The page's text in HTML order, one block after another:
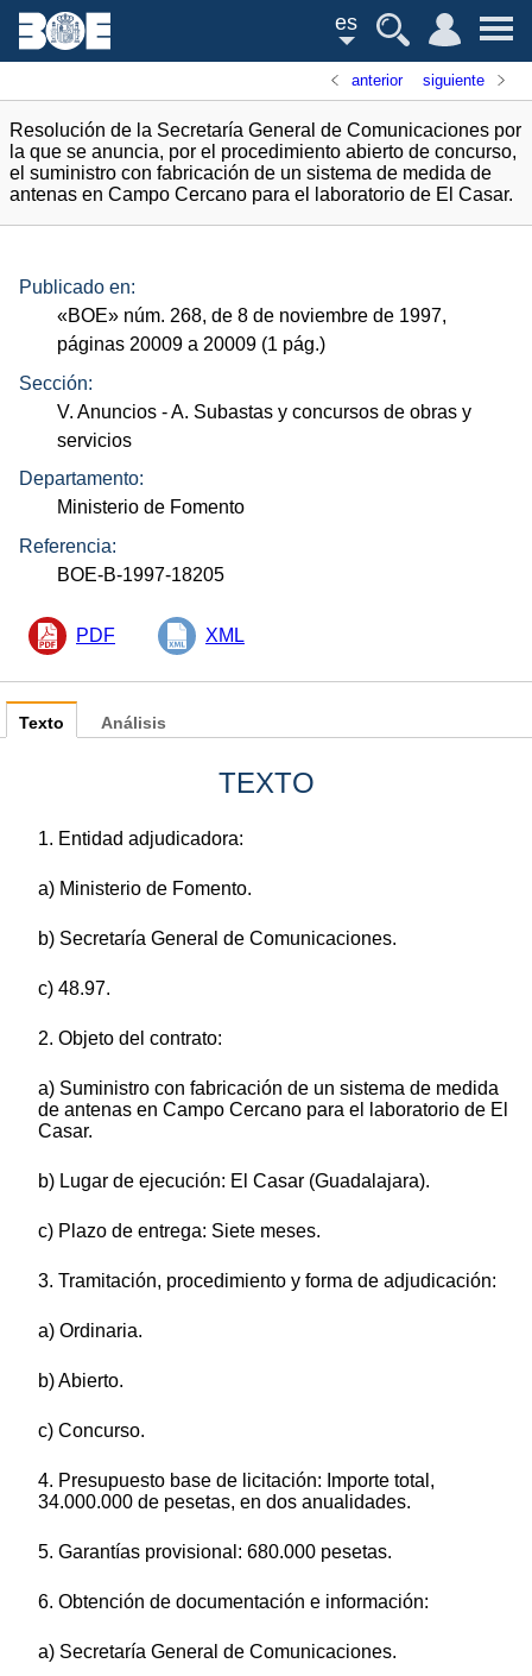
es
anterior siguiente
Resolución de la Secretaría General de Comunicaciones por
la que se anuncia, por el procedimiento abierto de concurso,
el suministro con fabricación de un sistema de medida de
antenas en Campo Cercano para el laboratorio de El Casar.
Publicado en:
«BOE» núm. 268, de 8 de noviembre de 1997,
páginas 20009 a 20009 (1 pág.)
Sección:
V. Anuncios - A. Subastas y concursos de obras y
servicios
Departamento:
Ministerio de Fomento
Referencia:
BOE-B-1997-18205
PDF XML
Texto
TEXTO
1. Entidad adjudicadora:
a) Ministerio de Fomento.
b) Secretaría General de Comunicaciones.
c) 48.97.
2. Objeto del contrato:
a) Suministro con fabricación de un sistema de medida
de antenas en Campo Cercano para el laboratorio de El
Casar.
b) Lugar de ejecución: El Casar (Guadalajara).
c) Plazo de entrega: Siete meses.
3. Tramitación, procedimiento y forma de adjudicación:
a) Ordinaria.
b) Abierto.
c) Concurso.
4. Presupuesto base de licitación: Importe total,
34.000.000 de pesetas, en dos anualidades.
5. Garantías provisional: 680.000 pesetas.
6. Obtención de documentación e información:
a) Secretaría General de Comunicaciones.
Análisis